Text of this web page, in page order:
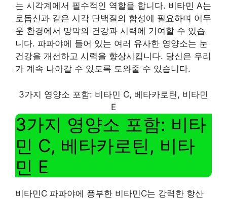
는 시각계에서 필수적인 역할을 합니다. 비타민 A는
로돕신과 같은 시각 단백질의 합성에 필요하며 어두
운 환경에서 망막의 건강과 시력에 기여할 수 있습
니다. 파파야에 들어 있는 여러 유사한 영양소는 눈
건강을 개선하고 시력을 향상시킵니다. 당신은 우리
가 계속 나아갈 수 있도록 도와줄 수 있습니다.
3가지 영양소 포함: 비타민 C, 베타카로틴, 비타민
E
3가지 영양소 포함: 비타
민 C, 베타카로틴, 비타
민 E
비타민C 파파야에 풍부한 비타민C는 강력한 항산